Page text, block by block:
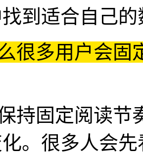
到适合自己
很多用户会固
持固定阅读节
。很多人会